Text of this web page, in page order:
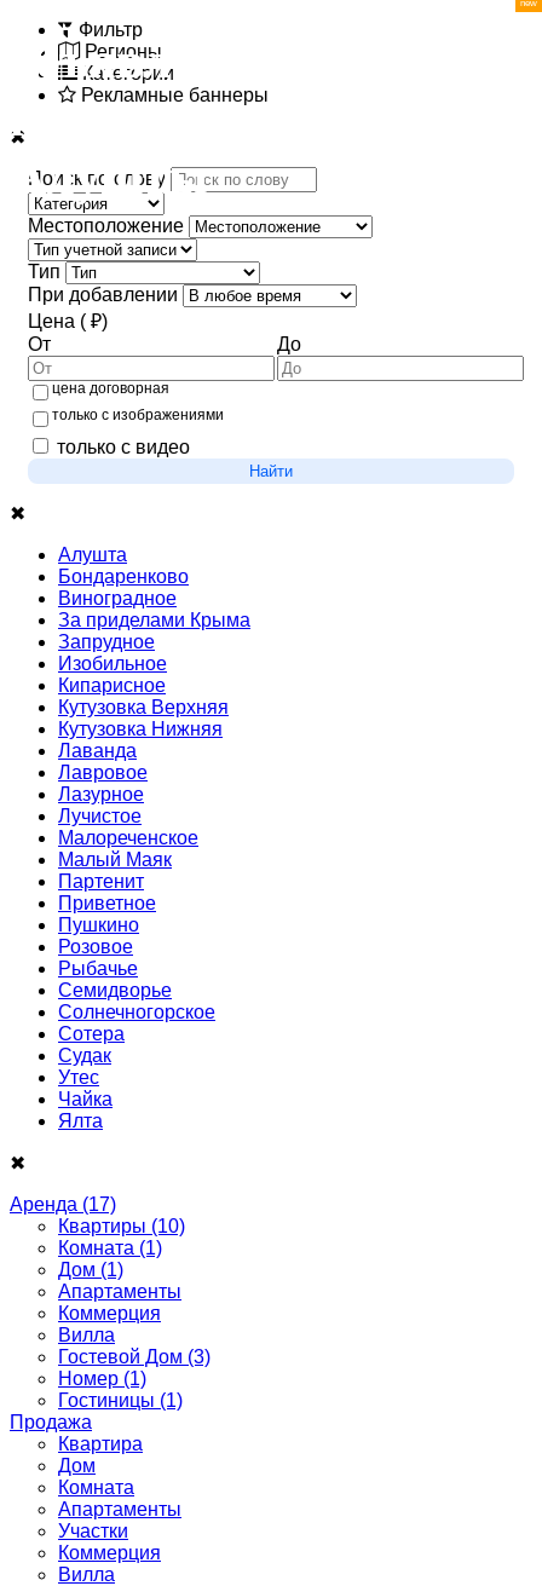
Фильтр
Регионы
Категории
Рекламные баннеры
✖
Поиск по слову
Местоположение
Тип
При добавлении
Цена ( ₽)
От
До
цена договорная
только с изображениями
только с видео
Найти
✖
Алушта
Бондаренково
Виноградное
За приделами Крыма
Запрудное
Изобильное
Кипарисное
Кутузовка Верхняя
Кутузовка Нижняя
Лаванда
Лавровое
Лазурное
Лучистое
Малореченское
Малый Маяк
Партенит
Приветное
Пушкино
Розовое
Рыбачье
Семидворье
Солнечногорское
Сотера
Судак
Утес
Чайка
Ялта
✖
Аренда (17)
Квартиры (10)
Комната (1)
Дом (1)
Апартаменты
Коммерция
Вилла
Гостевой Дом (3)
Номер (1)
Гостиницы (1)
Продажа
Квартира
Дом
Комнатa
Апартаменты
Участки
Коммерция
Виллa